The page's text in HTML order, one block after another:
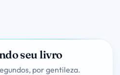
seu livro
por gentileza.